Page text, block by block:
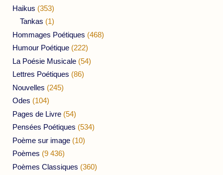
Haikus (353)
Tankas (1)
Hommages Poétiques (468)
Humour Poétique (222)
La Poésie Musicale (54)
Lettres Poétiques (86)
Nouvelles (245)
Odes (104)
Pages de Livre (54)
Pensées Poétiques (534)
Poème sur image (10)
Poèmes (9 436)
Poèmes Classiques (360)